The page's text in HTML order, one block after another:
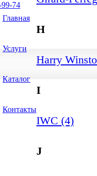
74
Главная
Услуги
Каталог
Контакты
H
Harry
I
IWC (4)
J